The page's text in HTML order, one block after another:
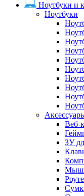
Ноутбуки и
Ноутбуки
Веб-
ЗУ